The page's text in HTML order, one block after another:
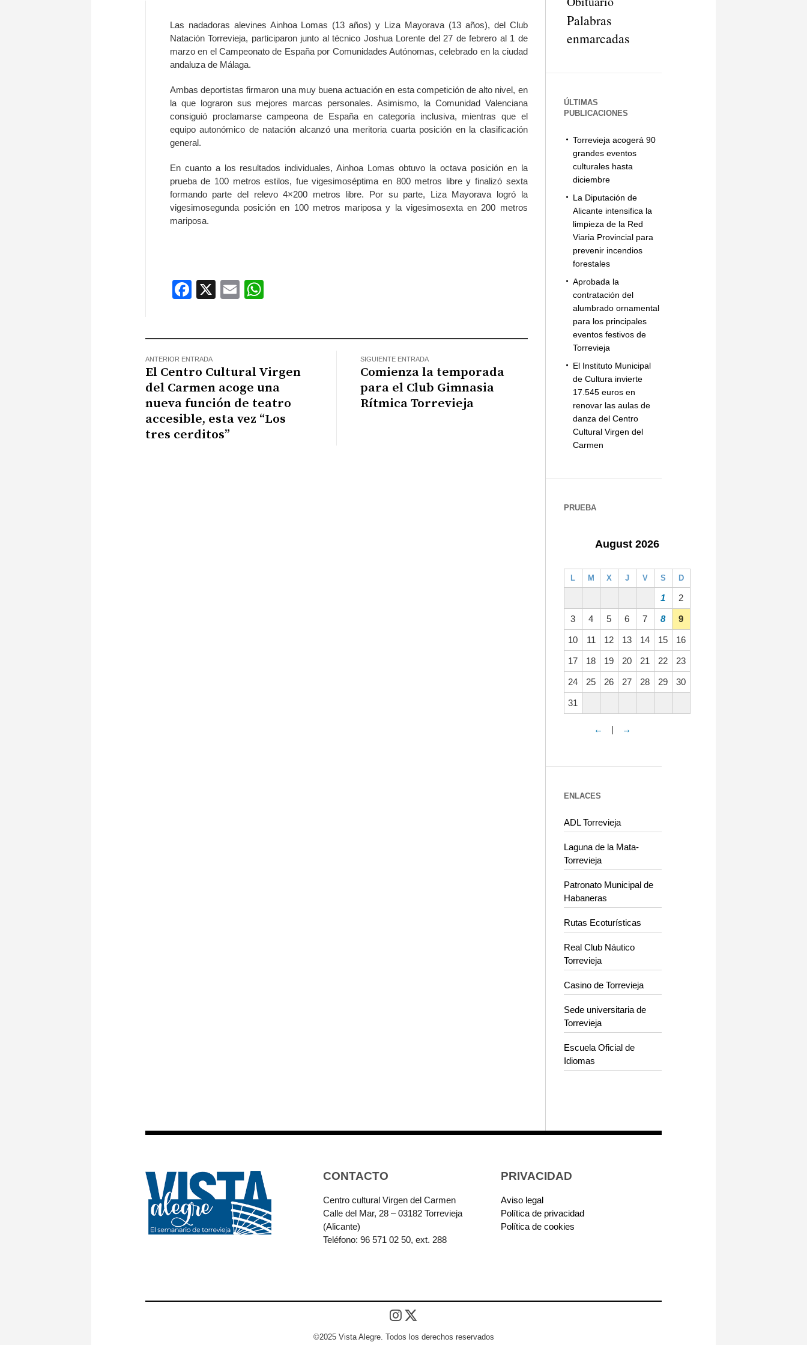
Las nadadoras alevines Ainhoa Lomas (13 años) y Liza Mayorava (13 años), del Club
Natación Torrevieja, participaron junto al técnico Joshua Lorente del 27 de febrero al 1 de
marzo en el Campeonato de España por Comunidades Autónomas, celebrado en la ciudad
andaluza de Málaga.
Ambas deportistas firmaron una muy buena actuación en esta competición de alto nivel, en
la que lograron sus mejores marcas personales. Asimismo, la Comunidad Valenciana
consiguió proclamarse campeona de España en categoría inclusiva, mientras que el
equipo autonómico de natación alcanzó una meritoria cuarta posición en la clasificación
general.
En cuanto a los resultados individuales, Ainhoa Lomas obtuvo la octava posición en la
prueba de 100 metros estilos, fue vigesimoséptima en 800 metros libre y finalizó sexta
formando parte del relevo 4×200 metros libre. Por su parte, Liza Mayorava logró la
vigesimosegunda posición en 100 metros mariposa y la vigesimosexta en 200 metros
mariposa.
Facebook
X Email
ANTERIOR ENTRADA
El Centro Cultural Virgen
del Carmen acoge una
nueva función de teatro
accesible, esta vez “Los
tres cerditos”
SIGUIENTE ENTRADA
Comienza la temporada
para el Club Gimnasia
Rítmica Torrevieja
Palabras
enmarcadas
ÚLTIMAS
PUBLICACIONES
Torrevieja acogerá 90
grandes eventos
culturales hasta
diciembre
La Diputación de
Alicante intensifica la
limpieza de la Red
Viaria Provincial para
prevenir incendios
forestales
Aprobada la
contratación del
alumbrado ornamental
para los principales
eventos festivos de
Torrevieja
El Instituto Municipal
de Cultura invierte
17.545 euros en
renovar las aulas de
danza del Centro
Cultural Virgen del
Carmen
PRUEBA
August 2026
L M X J V S D
1 2
3 4 5 6 7 8 9
10 11 12 13 14 15 16
17 18 19 20 21 22 23
24 25 26 27 28 29 30
31
← | →
ENLACES
ADL Torrevieja
Laguna de la Mata-
Torrevieja
Patronato Municipal de
Habaneras
Rutas Ecoturísticas
Real Club Náutico
Torrevieja
Casino de Torrevieja
Sede universitaria de
Torrevieja
Escuela Oficial de
Idiomas
CONTACTO
Centro cultural Virgen del Carmen
Calle del Mar, 28 – 03182 Torrevieja
(Alicante)
Teléfono: 96 571 02 50, ext. 288
PRIVACIDAD
Aviso legal
Política de privacidad
Política de cookies
©2025 Vista Alegre. Todos los derechos reservados